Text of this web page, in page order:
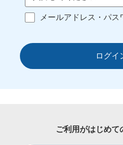
メールアドレス・パス
ログイ
ご利用がはじめて